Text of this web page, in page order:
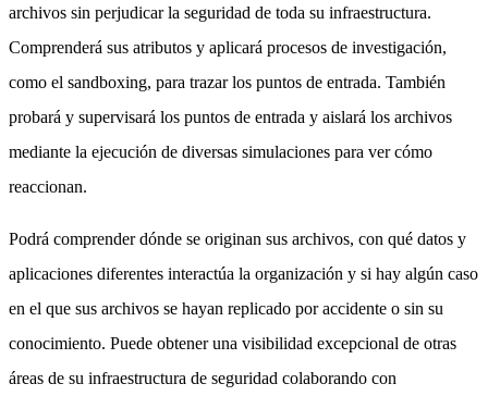
archivos sin perjudicar la seguridad de toda su infraestructura.
Comprenderá sus atributos y aplicará procesos de investigación,
como el sandboxing, para trazar los puntos de entrada. También
probará y supervisará los puntos de entrada y aislará los archivos
mediante la ejecución de diversas simulaciones para ver cómo
reaccionan.
Podrá comprender dónde se originan sus archivos, con qué datos y
aplicaciones diferentes interactúa la organización y si hay algún caso
en el que sus archivos se hayan replicado por accidente o sin su
conocimiento. Puede obtener una visibilidad excepcional de otras
áreas de su infraestructura de seguridad colaborando con